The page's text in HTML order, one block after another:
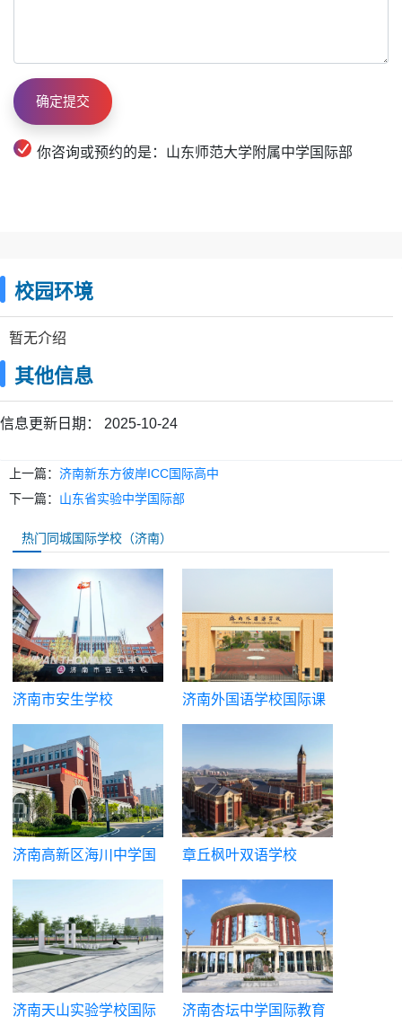
你咨询或预约的是：山东师范大学附属中学国际部
校园环境
暂无介绍
其他信息
信息更新日期： 2025-10-24
上一篇： 济南新东方彼岸ICC国际高中
下一篇： 山东省实验中学国际部
热门同城国际学校（济南）
济南市安生学校
济南外国语学校国际课
程中心
济南高新区海川中学国
际课程班
章丘枫叶双语学校
济南天山实验学校国际
济南杏坛中学国际教育